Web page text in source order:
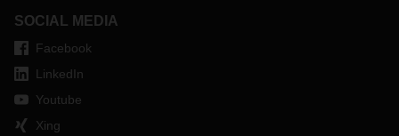
SOCIAL MEDIA
Facebook
LinkedIn
Youtube
Xing